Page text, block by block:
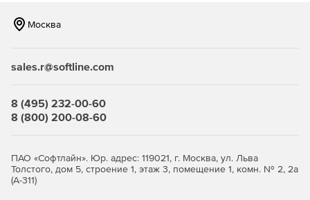
Москва
sales.r@softline.com
8 (495) 232-00-60
8 (800) 200-08-60
ПАО «Софтлайн». Юр. адрес: 119021, г. Москва, ул. Льва
Толстого, дом 5, строение 1, этаж 3, помещение 1, комн. № 2, 2а
(А-311)